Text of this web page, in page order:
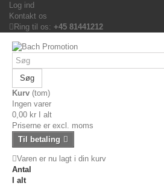
Log ind
Kontakt os
Ring til os: +45 81441212
Søg
Kurv (tom)
Ingen varer
0,00 kr
I alt
Priserne er excl. moms
Til betaling
Varen er nu lagt i din kurv
Antal
I alt